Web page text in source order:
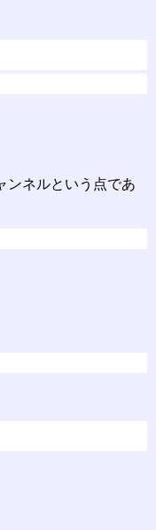
ンネルという点であ